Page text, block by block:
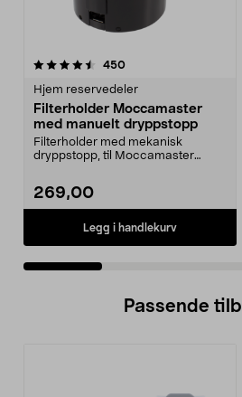
450anmeldelser
Hjem reservedeler
Filterholder Moccamaster
med manuelt dryppstopp
Filterholder med mekanisk
dryppstopp, til Moccamaster
269,00
Legg i handlekurv
4.5 av 5 stjerner
Passende